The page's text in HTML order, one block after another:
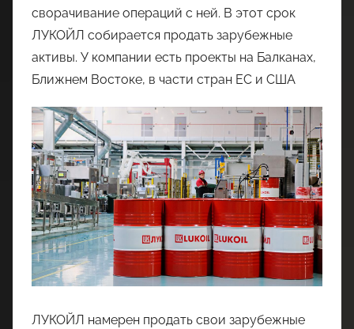
сворачивание операций с ней. В этот срок
ЛУКОЙЛ собирается продать зарубежные
активы. У компании есть проекты на Балканах,
Ближнем Востоке, в части стран ЕС и США
ЛУКОЙЛ намерен продать свои зарубежные